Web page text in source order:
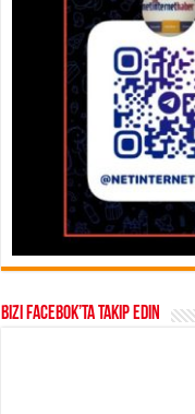
Bizi Facebok’ta takip edin